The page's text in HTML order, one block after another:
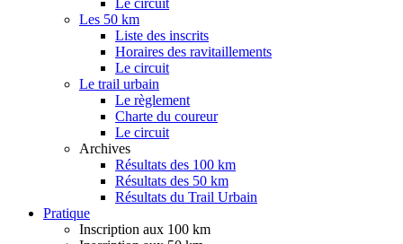
Le circuit
Les 50 km
Liste des inscrits
Horaires des ravitaillements
Le circuit
Le trail urbain
Le règlement
Charte du coureur
Le circuit
Archives
Résultats des 100 km
Résultats des 50 km
Résultats du Trail Urbain
Pratique
Inscription aux 100 km